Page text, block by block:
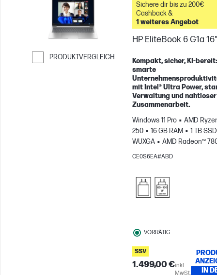
PRODUKTVERGLEICH
Weiter zum Vergleichen
Sichere dir bis zu 200€
Cashback &
1 weiteres Angebot
HP EliteBook 6 G1a 16"
Kompakt, sicher, KI-
smarte
mit Intel® Ultra Power,
Verwaltung und nahtloser
Zusammenarbeit.
Windows 11 Pro
AMD
250
16 GB RAM
1 TB SSD
WUXGA
AMD Radeon™
Grafikkarte
CE0S6EA#ABD
VORRÄTIG
SSV
1.499,00 €inkl.
MwSt.
IN